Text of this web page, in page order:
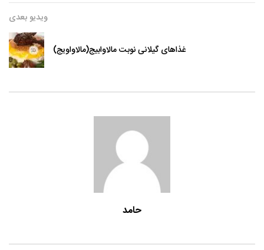
ویدیو بعدی
غذاهای گیلانی نوبت مالاوابیج(مالاواویج)
حامد